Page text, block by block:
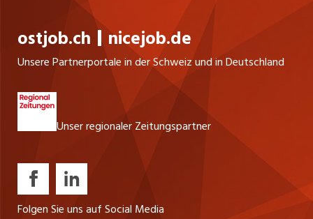
ostjob.ch nicejob.de
Unsere Partnerportale in der Schweiz und in Deutschland
Unser regionaler Zeitungspartner
Folgen Sie uns auf Social Media